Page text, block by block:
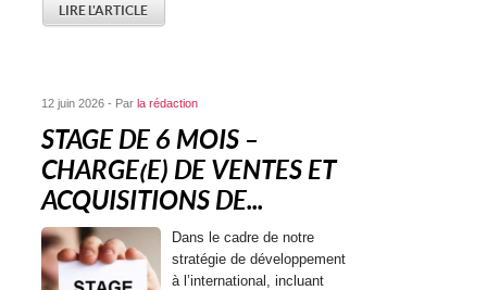
LIRE L'ARTICLE
12 juin 2026 - Parla rédaction
STAGE DE 6 MOIS –
CHARGE(E) DE VENTES ET
ACQUISITIONS DE...
Dans le cadre de notre
stratégie de développement
à l’international, incluant